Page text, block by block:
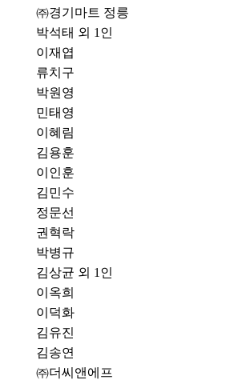
㈜경기마트 정릉
박석태 외 1인
이재엽
류치구
박원영
민태영
이혜림
김용훈
이인훈
김민수
정문선
권혁락
박병규
김상균 외 1인
이옥희
이덕화
김유진
김송연
㈜더씨앤에프